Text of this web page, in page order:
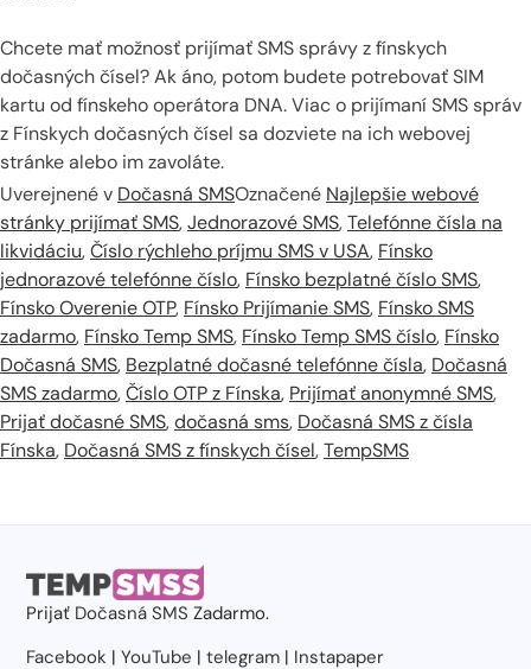
Chcete mať možnosť prijímať SMS správy z fínskych
dočasných čísel? Ak áno, potom budete potrebovať SIM
kartu od fínskeho operátora DNA. Viac o prijímaní SMS správ
z Fínskych dočasných čísel sa dozviete na ich webovej
stránke alebo im zavoláte.
Uverejnené v Dočasná SMSOznačené Najlepšie webové
stránky prijímať SMS,Jednorazové SMS,Telefónne čísla na
likvidáciu,Číslo rýchleho príjmu SMS v USA, Fínsko
jednorazové telefónne číslo, Fínsko bezplatné číslo SMS,
Fínsko Overenie OTP, Fínsko Prijímanie SMS, Fínsko SMS
zadarmo, Fínsko Temp SMS, Fínsko Temp SMS číslo, Fínsko
Dočasná SMS, Bezplatné dočasné telefónne čísla, Dočasná
SMS zadarmo,Číslo OTP z Fínska, Prijímať anonymné SMS,
Prijať dočasné SMS,dočasná sms, Dočasná SMS z čísla
Fínska, Dočasná SMS z fínskych čísel,TempSMS
Prijať Dočasná SMS Zadarmo.
Facebook |YouTube |telegram | Instapaper